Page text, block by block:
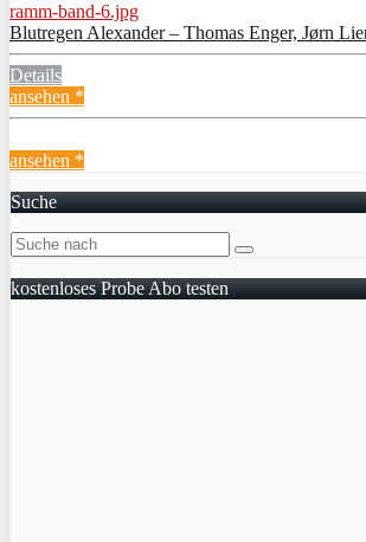
Blutregen Alexander – Thomas Enger, Jørn
Details
ansehen *
ansehen *
Suche
kostenloses Probe Abo testen